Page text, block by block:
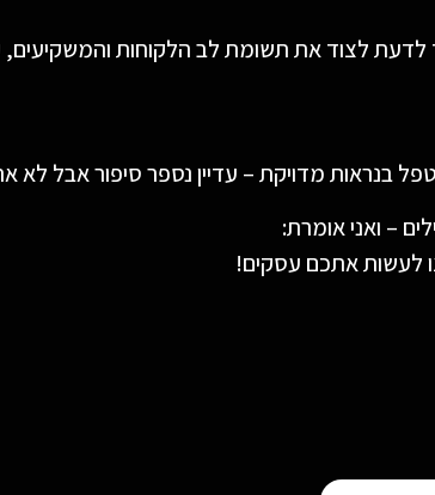
לדעת לצוד את תשומת לב הלקוחות
בנראות מדויקת – עדיין נספר סיפור אבל לא
– ואני אומרת:
לעשות אתכם עסקים!